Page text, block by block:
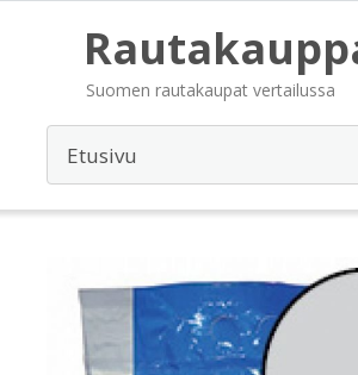
Suomen rautakaupat vertailussa